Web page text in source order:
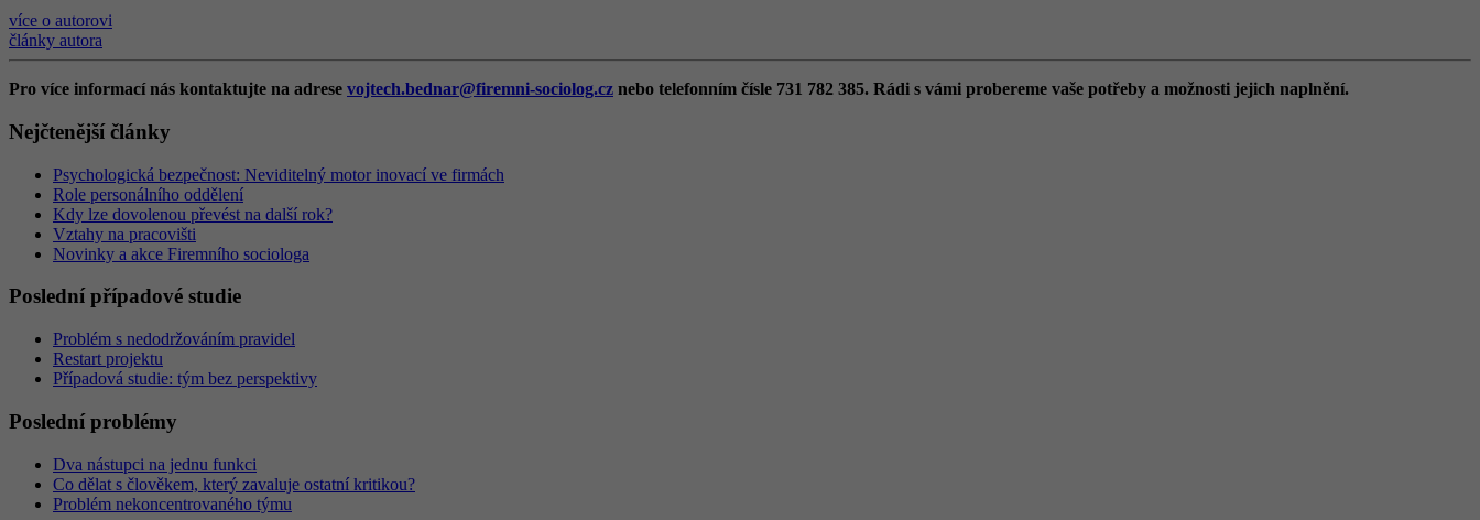
více o autorovi
články autora
Pro více informací nás kontaktujte na adrese vojtech.bednar@firemni-sociolog.cz nebo telefonním čísle 731 782 385. Rádi s vámi probereme vaše potřeby a možnosti jejich naplnění.
Nejčtenější články
Psychologická bezpečnost: Neviditelný motor inovací ve firmách
Role personálního oddělení
Kdy lze dovolenou převést na další rok?
Vztahy na pracovišti
Novinky a akce Firemního sociologa
Poslední případové studie
Problém s nedodržováním pravidel
Restart projektu
Případová studie: tým bez perspektivy
Poslední problémy
Dva nástupci na jednu funkci
Co dělat s člověkem, který zavaluje ostatní kritikou?
Problém nekoncentrovaného týmu